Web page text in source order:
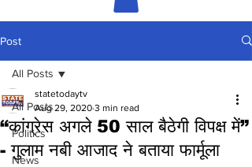
Post
All Posts
Politics
News
All Posts
“कांग्रेस अगले 50 साल बैठेगी विपक्ष में”
- गुलाम नबी आजाद ने बताया फार्मूला
statetodaytv
Aug 29, 2020 3 min read